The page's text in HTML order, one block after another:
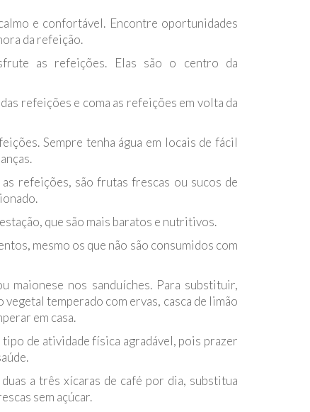
e confortável. Encontre oportunidades
da refeição.
as refeições. Elas são o centro da
refeições e coma as refeições em volta da
Sempre tenha água em locais de fácil
refeições, são frutas frescas ou sucos de
que são mais baratos e nutritivos.
mesmo os que não são consumidos com
maionese nos sanduíches. Para substituir,
temperado com ervas, casca de limão
em casa.
de atividade física agradável, pois prazer
a três xícaras de café por dia, substitua
sem açúcar.